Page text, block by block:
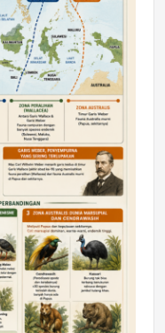
Timur 2 Dukung
dalam Astra
Leaders 2026